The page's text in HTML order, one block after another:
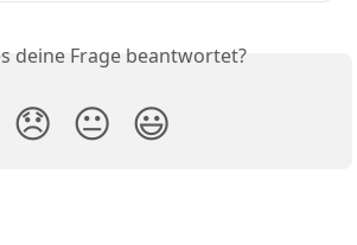
deine Frage beantwortet?
😞 😐 😃